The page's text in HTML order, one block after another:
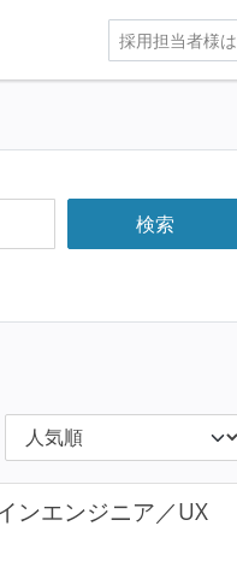
採用担当者様
ンエンジニア／UX